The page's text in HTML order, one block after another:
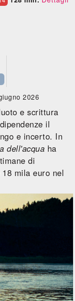
2026
e scrittura
il
e incerto. In
dell'acqua ha
di
18 mila euro nel